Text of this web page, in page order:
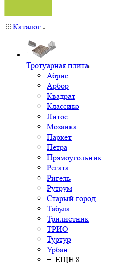
Каталог
Тротуарная плита
Абрис
Арбор
Квадрат
Классико
Литос
Мозаика
Паркет
Петра
Прямоугольник
Регата
Ригель
Рутрум
Старый город
Табула
Трилистник
ТРИО
Туртур
Урбан
+ ЕЩЕ 8